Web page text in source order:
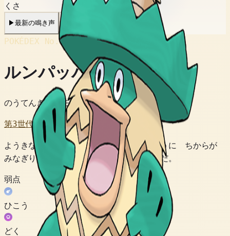
くさ
▶最新の鳴き声
POKÉDEX No.
ルンパッパ
のうてんきポケモン
第3世代
ようきな おんがくを きくと からだじゅうに ちからが
みなぎり おどらずには いられなくなるのだ。
弱点
ひこう
どく